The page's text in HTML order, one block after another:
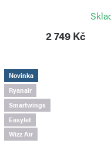
2 749 Kč
Novinka
Ryanair
Smartwings
EasyJet
Wizz Air